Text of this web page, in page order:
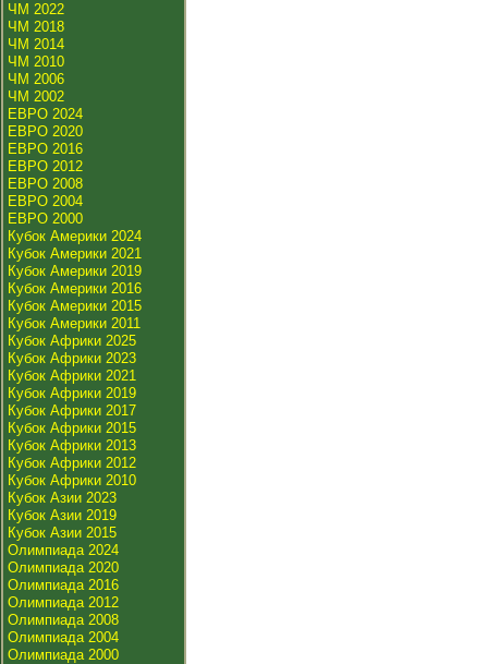
ЧМ 2022
ЧМ 2018
ЧМ 2014
ЧМ 2010
ЧМ 2006
ЧМ 2002
ЕВРО 2024
ЕВРО 2020
ЕВРО 2016
ЕВРО 2012
ЕВРО 2008
ЕВРО 2004
ЕВРО 2000
Кубок Америки 2024
Кубок Америки 2021
Кубок Америки 2019
Кубок Америки 2016
Кубок Америки 2015
Кубок Америки 2011
Кубок Африки 2025
Кубок Африки 2023
Кубок Африки 2021
Кубок Африки 2019
Кубок Африки 2017
Кубок Африки 2015
Кубок Африки 2013
Кубок Африки 2012
Кубок Африки 2010
Кубок Азии 2023
Кубок Азии 2019
Кубок Азии 2015
Олимпиада 2024
Олимпиада 2020
Олимпиада 2016
Олимпиада 2012
Олимпиада 2008
Олимпиада 2004
Олимпиада 2000